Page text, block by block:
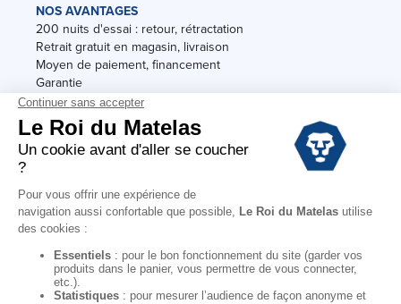
NOS AVANTAGES
200 nuits d'essai : retour, rétractation
Retrait gratuit en magasin, livraison
Moyen de paiement, financement
Garantie
Conditions des offres
Black Friday
Soldes
Conditions Générales de vente magasin
Conditions Générales de vente internet
Mentions Légales